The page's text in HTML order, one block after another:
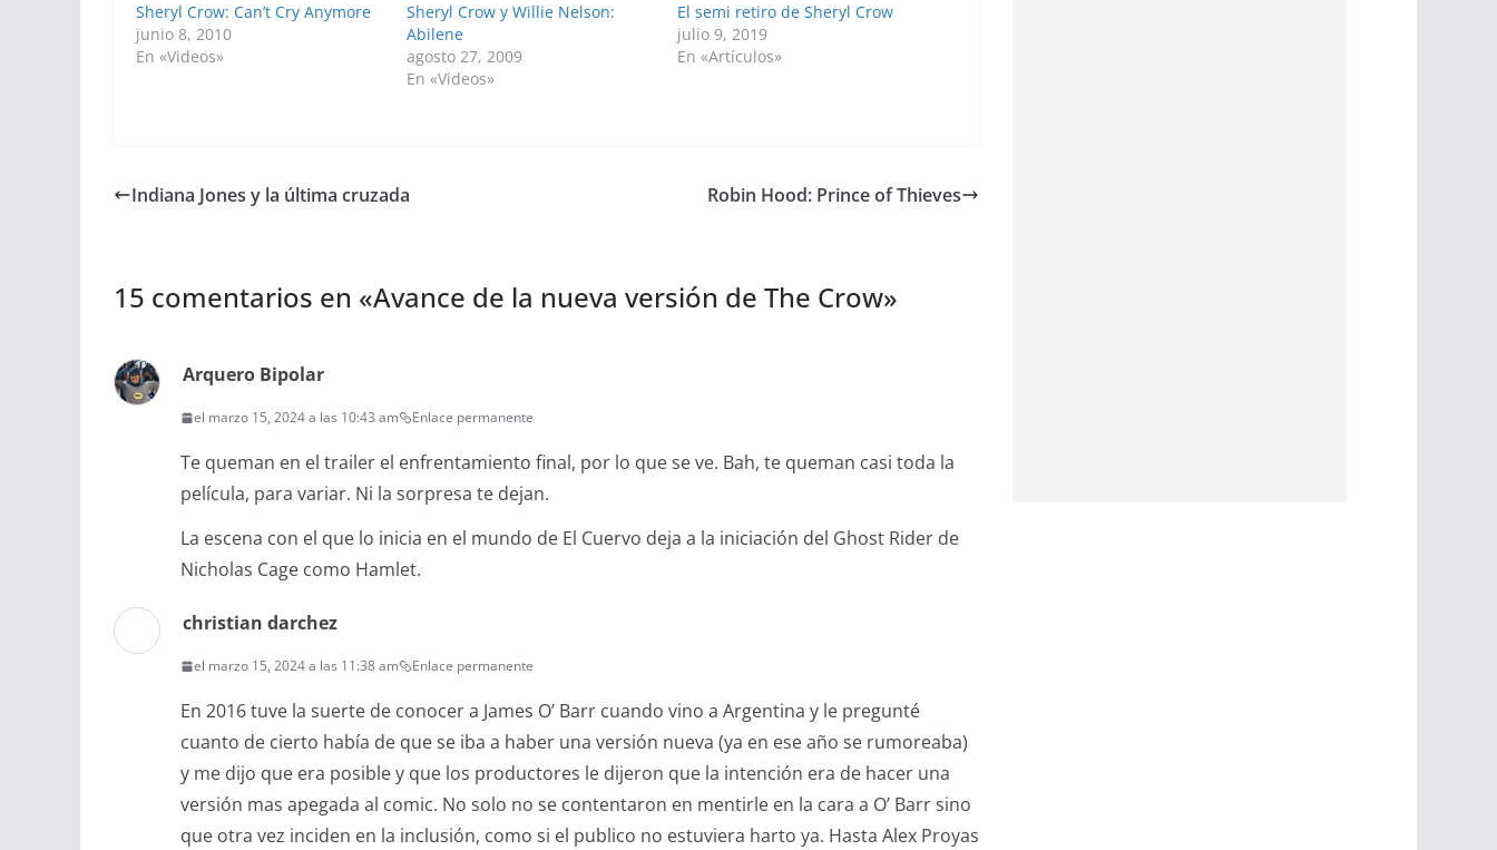
Sheryl Crow: Can’t Cry Anymore
junio 8, 2010
En «Videos»
Sheryl Crow y Willie Nelson:
Abilene
agosto 27, 2009
En «Videos»
El semi retiro de Sheryl Crow
julio 9, 2019
En «Artículos»
Indiana Jones y la última cruzada Robin Hood: Prince of Thieves
15 comentarios en «Avance de la nueva versión de The Crow»
Arquero Bipolar
el marzo 15, 2024 a las 10:43 am Enlace permanente
Te queman en el trailer el enfrentamiento final, por lo que se ve. Bah, te queman casi toda la
película, para variar. Ni la sorpresa te dejan.
La escena con el que lo inicia en el mundo de El Cuervo deja a la iniciación del Ghost Rider de
Nicholas Cage como Hamlet.
christian darchez
el marzo 15, 2024 a las 11:38 am Enlace permanente
En 2016 tuve la suerte de conocer a James O’ Barr cuando vino a Argentina y le pregunté
cuanto de cierto había de que se iba a haber una versión nueva (ya en ese año se rumoreaba)
y me dijo que era posible y que los productores le dijeron que la intención era de hacer una
versión mas apegada al comic. No solo no se contentaron en mentirle en la cara a O’ Barr sino
que otra vez inciden en la inclusión, como si el publico no estuviera harto ya. Hasta Alex Proyas